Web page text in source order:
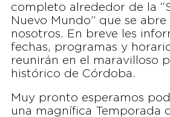
completo alrededor de la
Nuevo Mundo” que se
nosotros. En breve les
fechas, programas y
reunirán en el maravilloso
histórico de Córdoba.
Muy pronto esperamos
una magnífica Temporada